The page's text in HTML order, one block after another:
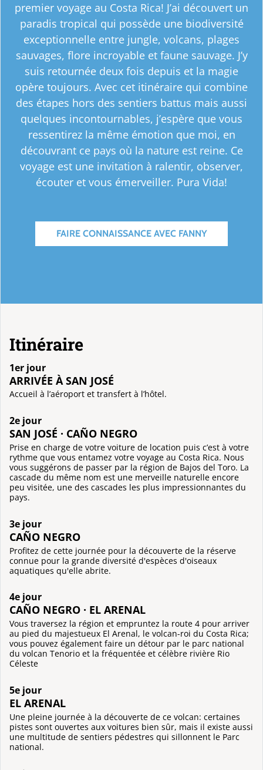
premier voyage au Costa Rica! J’ai découvert un
paradis tropical qui possède une biodiversité
exceptionnelle entre jungle, volcans, plages
sauvages, flore incroyable et faune sauvage. J’y
suis retournée deux fois depuis et la magie
opère toujours. Avec cet itinéraire qui combine
des étapes hors des sentiers battus mais aussi
quelques incontournables, j’espère que vous
ressentirez la même émotion que moi, en
découvrant ce pays où la nature est reine. Ce
voyage est une invitation à ralentir, observer,
écouter et vous émerveiller. Pura Vida!
FAIRE CONNAISSANCE AVEC FANNY
Itinéraire
1er jour
ARRIVÉE À SAN JOSÉ
Accueil à l’aéroport et transfert à l’hôtel.
2e jour
SAN JOSÉ · CAÑO NEGRO
Prise en charge de votre voiture de location puis c’est à votre
rythme que vous entamez votre voyage au Costa Rica. Nous
vous suggérons de passer par la région de Bajos del Toro. La
cascade du même nom est une merveille naturelle encore
peu visitée, une des cascades les plus impressionnantes du
pays.
3e jour
CAÑO NEGRO
Profitez de cette journée pour la découverte de la réserve
connue pour la grande diversité d'espèces d'oiseaux
aquatiques qu'elle abrite.
4e jour
CAÑO NEGRO · EL ARENAL
Vous traversez la région et empruntez la route 4 pour arriver
au pied du majestueux El Arenal, le volcan-roi du Costa Rica;
vous pouvez également faire un détour par le parc national
du volcan Tenorio et la fréquentée et célèbre rivière Rio
Céleste
5e jour
EL ARENAL
Une pleine journée à la découverte de ce volcan: certaines
pistes sont ouvertes aux voitures bien sûr, mais il existe aussi
une multitude de sentiers pédestres qui sillonnent le Parc
national.